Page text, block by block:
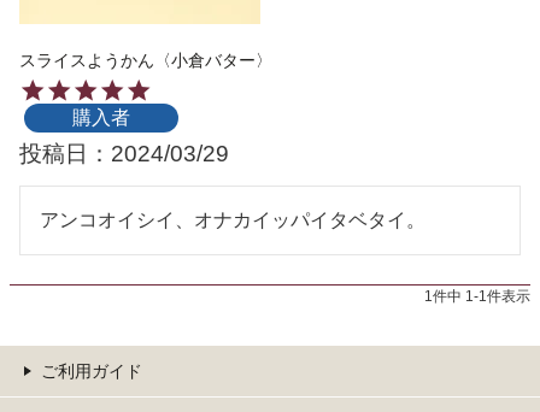
スライスようかん〈小倉バター〉
購入者
投稿日 2024/03/29
アンコオイシイ、オナカイッパイタベタイ。
1件中 1-1件表示
ご利用ガイド